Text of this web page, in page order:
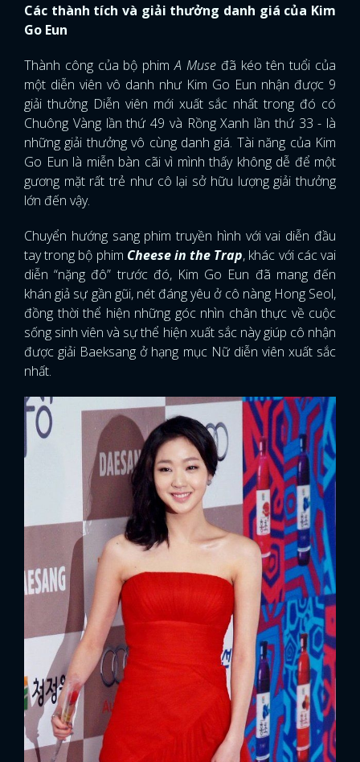
x
ĐĂNG NHẬP
Các thành tích và giải thưởng danh giá của Kim
Go Eun
Thành công của bộ phimA Museđã kéo tên tuổi của
một diễn viên vô danh như Kim Go Eun nhận được 9
giải thưởng Diễn viên mới xuất sắc nhất trong đó có
Chuông Vàng lần thứ 49 và Rồng Xanh lần thứ 33 - là
những giải thưởng vô cùng danh giá. Tài năng của Kim
Go Eun là miễn bàn cãi vì mình thấy không dễ để một
gương mặt rất trẻ như cô lại sở hữu lượng giải thưởng
lớn đến vậy.
Chuyển hướng sang phim truyền hình với vai diễn đầu
tay trong bộ phim Cheese in the Trap, khác với các vai
diễn “nặng đô” trước đó, Kim Go Eun đã mang đến
khán giả sự gần gũi, nét đáng yêu ở cô nàng Hong Seol,
đồng thời thể hiện những góc nhìn chân thực về cuộc
sống sinh viên và sự thể hiện xuất sắc này giúp cô nhận
được giải Baeksang ở hạng mục Nữ diễn viên xuất sắc
nhất.